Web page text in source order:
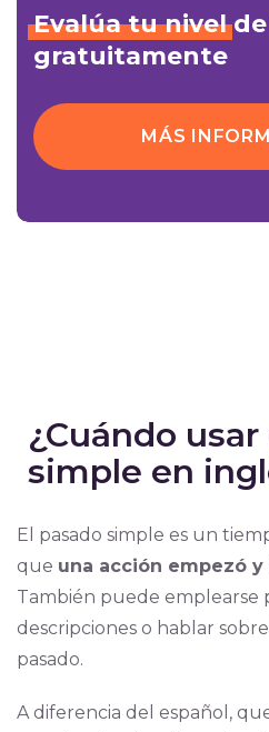
Evalúa tu nivelde
gratuitamente
MÁS
¿Cuándo
simple en
El pasado simple es un
que una acción empezó
También puede emplearse
descripciones o hablar
pasado.
A diferencia del español,